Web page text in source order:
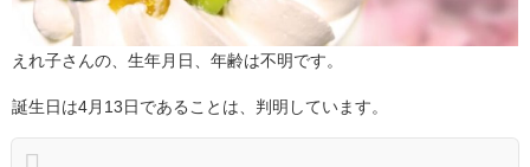
えれ子さんの、生年月日、年齢は不明です。
誕生日は4月13日であることは、判明しています。